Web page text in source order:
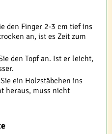
den Finger 2-3 cm tief ins
an, ist es Zeit zum
den Topf an. Ist er leicht,
ein Holzstäbchen ins
heraus, muss nicht